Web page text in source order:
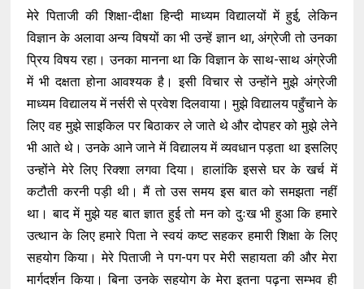
मेरे पिताजी की शिक्षा-दीक्षा हिन्दी माध्यम विद्यालयों में हुई, लेकिन
विज्ञान के अलावा अन्य विषयों का भी उन्हें ज्ञान था, अंग्रेजी तो उनका
प्रिय विषय रहा। उनका मानना था कि विज्ञान के साथ-साथ अंग्रेजी
में भी दक्षता होना आवश्यक है। इसी विचार से उन्होंने मुझे अंग्रेजी
माध्यम विद्यालय में नर्सरी से प्रवेश दिलवाया। मुझे विद्यालय पहुँचाने के
लिए वह मुझे साइकिल पर बिठाकर ले जाते थे और दोपहर को मुझे लेने
भी आते थे। उनके आने जाने में विद्यालय में व्यवधान पड़ता था इसलिए
उन्होंने मेरे लिए रिक्शा लगवा दिया। हालांकि इससे घर के खर्च में
कटौती करनी पड़ी थी। मैं तो उस समय इस बात को समझता नहीं
था। बाद में मुझे यह बात ज्ञात हुई तो मन को दुःख भी हुआ कि हमारे
उत्थान के लिए हमारे पिता ने स्वयं कष्ट सहकर हमारी शिक्षा के लिए
सहयोग किया। मेरे पिताजी ने पग-पग पर मेरी सहायता की और मेरा
मार्गदर्शन किया। बिना उनके सहयोग के मेरा इतना पढ़ना सम्भव ही